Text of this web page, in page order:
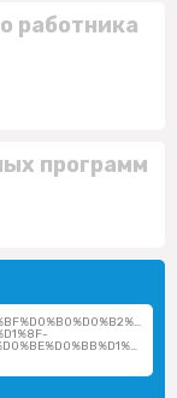
работника
программ